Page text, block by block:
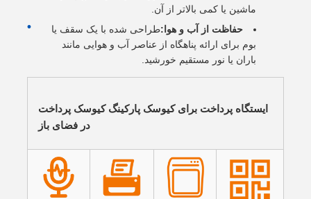
ماشین یا کمی بالاتر از آن.
حفاظت از آب و هوا:طراحی شده با یک سقف یا
بوم برای ارائه پناهگاه از عناصر آب و هوایی مانند
باران یا نور مستقیم خورشید.
ایستگاه پرداخت برای کیوسک پارکینگ کیوسک پرداخت
در فضای باز